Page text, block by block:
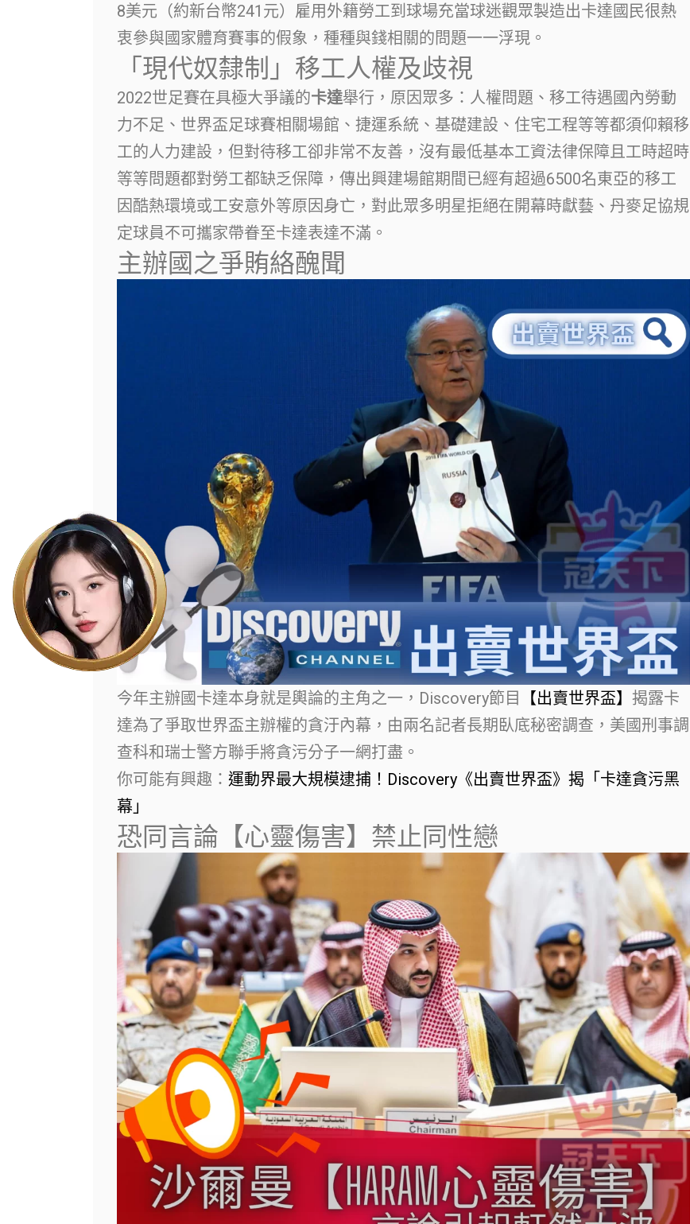
8美元（約新台幣241元）雇用外籍勞工到球場充當球迷觀眾製造出卡達國民很熱
衷參與國家體育賽事的假象，種種與錢相關的問題一一浮現。
「現代奴隸制」移工人權及歧視
2022世足賽在具極大爭議的卡達舉行，原因眾多：人權問題、移工待遇國內勞動
力不足、世界盃足球賽相關場館、捷運系統、基礎建設、住宅工程等等都須仰賴移
工的人力建設，但對待移工卻非常不友善，沒有最低基本工資法律保障且工時超時
等等問題都對勞工都缺乏保障，傳出興建場館期間已經有超過6500名東亞的移工
因酷熱環境或工安意外等原因身亡，對此眾多明星拒絕在開幕時獻藝、丹麥足協規
定球員不可攜家帶眷至卡達表達不滿。
主辦國之爭賄絡醜聞
今年主辦國卡達本身就是輿論的主角之一，Discovery節目 【出賣世界盃】 揭露卡
達為了爭取世界盃主辦權的貪汙內幕，由兩名記者長期臥底秘密調查，美國刑事調
查科和瑞士警方聯手將貪污分子一網打盡。
你可能有興趣： 運動界最大規模逮捕！Discovery《出賣世界盃》揭「卡達貪污黑
幕」
恐同言論【心靈傷害】禁止同性戀